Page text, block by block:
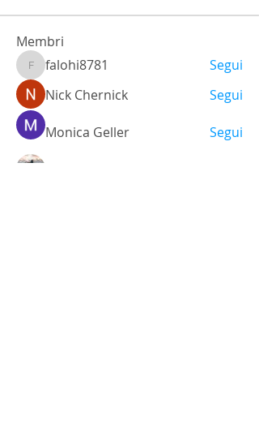
Membri
falohi8781
falohi8781
Segui
Nick Chernick
Segui
Monica Geller Segui